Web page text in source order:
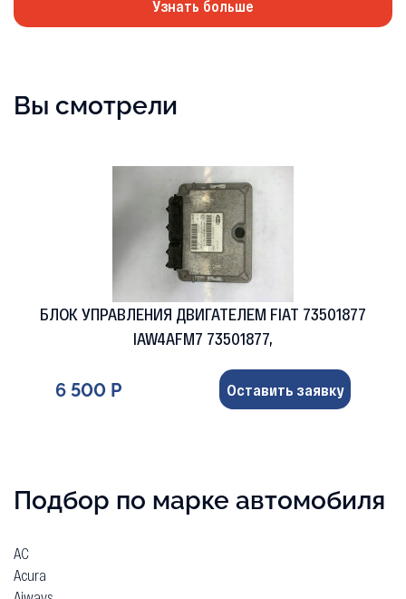
Узнать больше
Вы смотрели
БЛОК УПРАВЛЕНИЯ ДВИГАТЕЛЕМ FIAT 73501877
IAW4AFM7 73501877,
6 500 Р Оставить заявку
Подбор по марке автомобиля
AC
Acura